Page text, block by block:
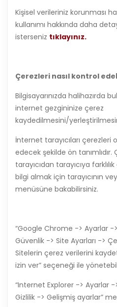
Kişisel verileriniz korunması
kullanımı hakkında daha
isterseniz tıklayınız.
Çerezleri nasıl kontrol
Bilgisayarınızda halihazırda
internet gezgininize çerez
kaydedilmesini/
İnternet tarayıcıları
edecek şekilde ön
tarayıcıdan tarayıcıya
bilgi almak için tarayıcının
menüsüne bakabilirsiniz.
“Google Chrome -> Ayarlar -
Güvenlik -> Site Ayarları ->
Sitelerin çerez verilerini
izin ver” seçeneği ile
“Internet Explorer -> Ayarlar
Gizlilik -> Gelişmiş ayarlar”